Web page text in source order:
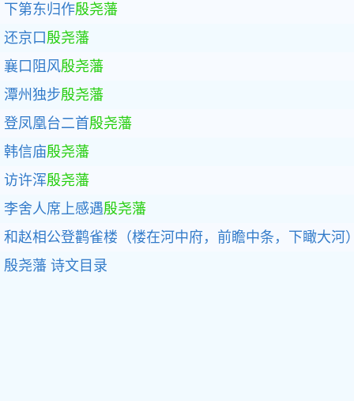
下第东归作殷尧藩
还京口 殷尧藩
襄口阻风殷尧藩
潭州独步殷尧藩
登凤凰台二首殷尧藩
韩信庙殷尧藩
访许浑殷尧藩
李舍人席上感遇殷尧藩
和赵相公登鹳雀楼（楼在河中府，前瞻中条，下瞰大河
殷尧藩 诗文目录